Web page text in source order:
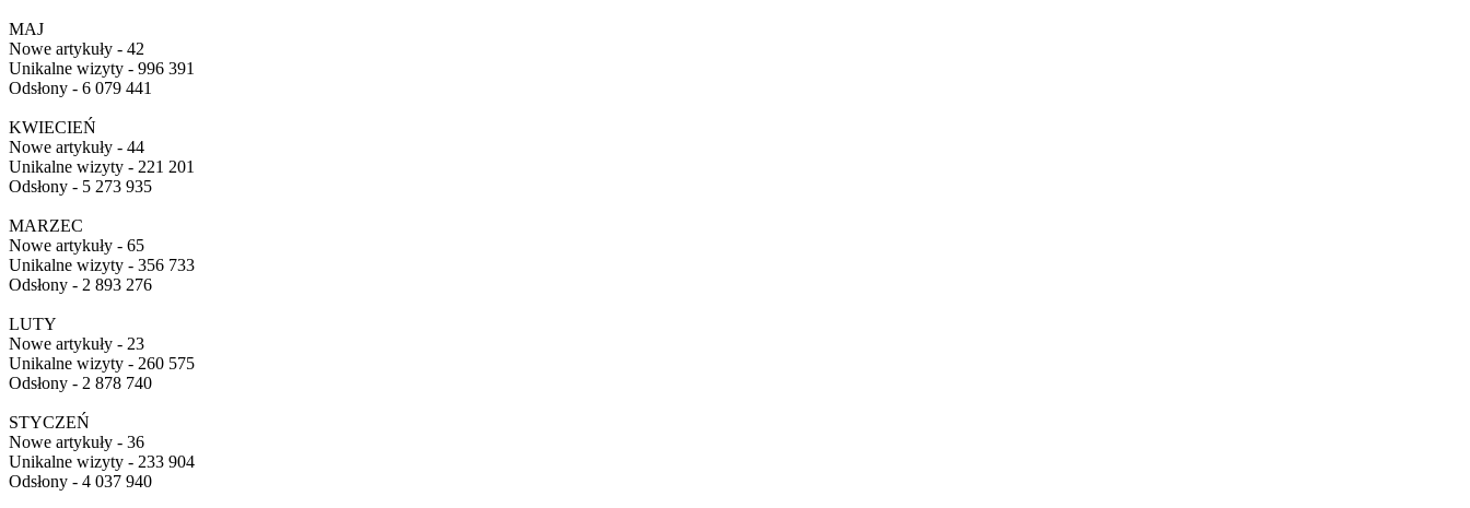
MAJ
Nowe artykuły - 42
Unikalne wizyty - 996 391
Odsłony - 6 079 441
KWIECIEŃ
Nowe artykuły - 44
Unikalne wizyty - 221 201
Odsłony - 5 273 935
MARZEC
Nowe artykuły - 65
Unikalne wizyty - 356 733
Odsłony - 2 893 276
LUTY
Nowe artykuły - 23
Unikalne wizyty - 260 575
Odsłony - 2 878 740
STYCZEŃ
Nowe artykuły - 36
Unikalne wizyty - 233 904
Odsłony - 4 037 940